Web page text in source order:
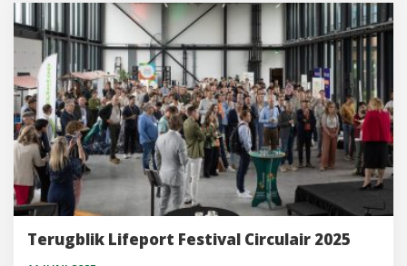
Terugblik Lifeport Festival Circulair 2025